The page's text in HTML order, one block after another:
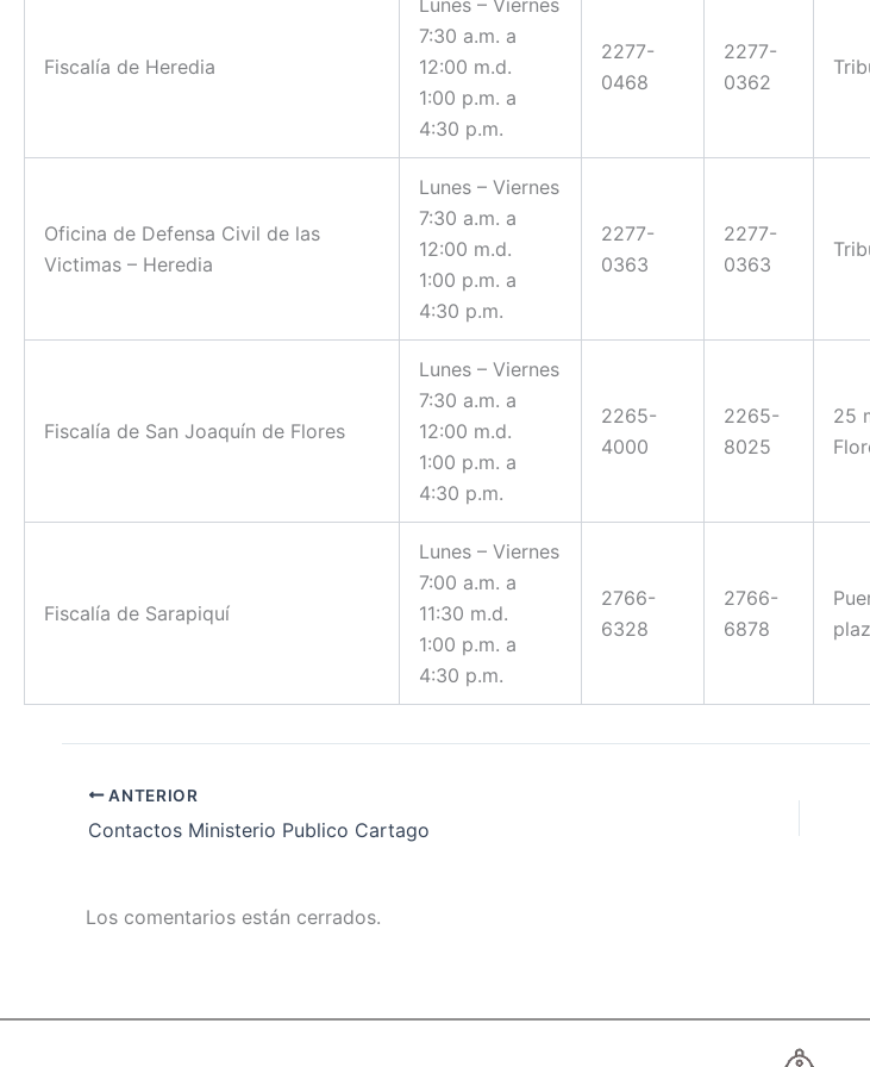
Fiscalía de Heredia
Lunes – Viernes
7:30 a.m. a
12:00 m.d.
1:00 p.m. a
4:30 p.m.
2277-
0468
2277-
0362
Oficina de Defensa Civil de las
Victimas – Heredia
Lunes – Viernes
7:30 a.m. a
12:00 m.d.
1:00 p.m. a
4:30 p.m.
2277-
0363
2277-
0363
Fiscalía de San Joaquín de Flores
Lunes – Viernes
7:30 a.m. a
12:00 m.d.
1:00 p.m. a
4:30 p.m.
2265-
4000
2265-
8025
25
Fiscalía de Sarapiquí
Lunes – Viernes
7:00 a.m. a
11:30 m.d.
1:00 p.m. a
4:30 p.m.
2766-
6328
2766-
6878
ANTERIOR
Contactos Ministerio Publico Cartago
Los comentarios están cerrados.